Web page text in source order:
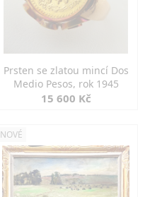
Prsten se zlatou mincí Dos
Medio Pesos, rok 1945
15 600 Kč
NOVÉ